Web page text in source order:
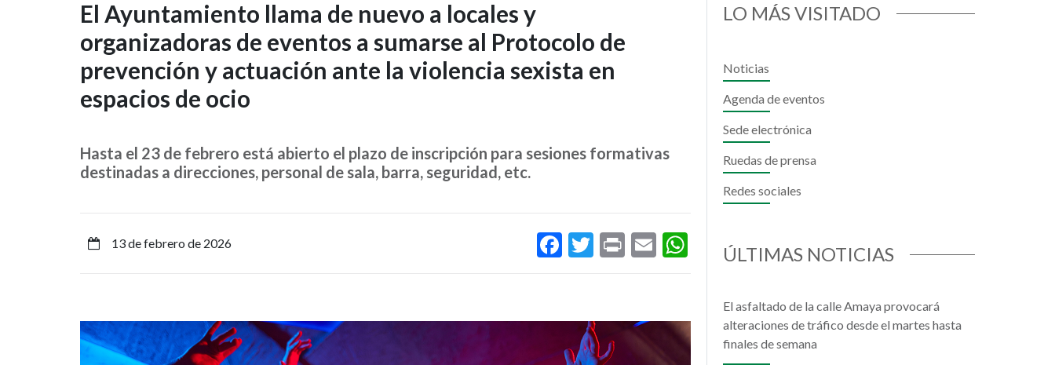
El
Ayuntamiento
llama
de
nuevo
a
y
de
eventos
El Ayuntamiento llama de nuevo a locales y
organizadoras de eventos a sumarse al Protocolo de
prevención y actuación ante la violencia sexista en
espacios de ocio
Hasta el 23 de febrero está abierto el plazo de inscripción para sesiones formativas
destinadas a direcciones, personal de sala, barra, seguridad, etc.
13 de febrero de 2026 Facebook
Twitter
PrintEmailWhatsApp
LO MÁS VISITADO
Noticias
Agenda de eventos
Sede electrónica
Ruedas de prensa
Redes sociales
ÚLTIMAS NOTICIAS
El asfaltado de la calle Amaya provocará
alteraciones de tráfico desde el martes hasta
finales de semana